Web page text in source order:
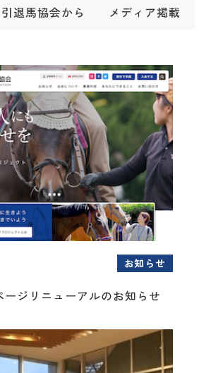
引退馬協会から メディア掲載
お知らせ
ージリニューアルのお知らせ